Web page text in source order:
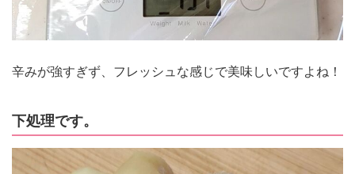
辛みが強すぎず、フレッシュな感じで美味しいですよね！
下処理です。